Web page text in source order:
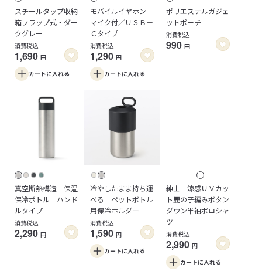
スチールタップ収納
箱フラップ式・ダー
クグレー
消費税込
1,690 円
カートに入れる
モバイルイヤホン
マイク付／ＵＳＢ－
Ｃタイプ
消費税込
1,290 円
カートに入れる
ポリエステルガジェ
ットポーチ
消費税込
990 円
真空断熱構造 保温
保冷ボトル ハンド
ルタイプ
消費税込
2,290 円
冷やしたまま持ち運
べる ペットボトル
用保冷ホルダー
消費税込
1,590 円
カートに入れる
紳士 涼感ＵＶカッ
ト鹿の子編みボタン
ダウン半袖ポロシャ
ツ
消費税込
2,990 円
カートに入れる